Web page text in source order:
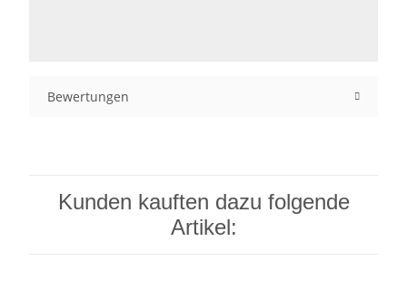
Bewertungen
Kunden kauften dazu folgende
Artikel: